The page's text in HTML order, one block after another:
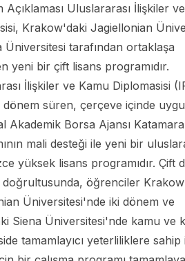
Açıklaması Uluslararası İlişkiler
Krakow'daki Jagiellonian
Üniversitesi tarafından ortaklaşa
yeni bir çift lisans programıdır.
İlişkiler ve Kamu Diplomasisi
süren, çerçeve içinde
Akademik Borsa Ajansı
mali desteği ile yeni bir
yüksek lisans programıdır. Çift
doğrultusunda, öğrenciler
Üniversitesi'nde iki dönem ve
Siena Üniversitesi'nde kamu ve
tamamlayıcı yeterliliklere sahip